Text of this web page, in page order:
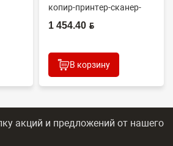
копир-принтер-сканер-
факс(без трубки)-wifi
1 454.40 BYN
В корзину
акций и предложений от нашего